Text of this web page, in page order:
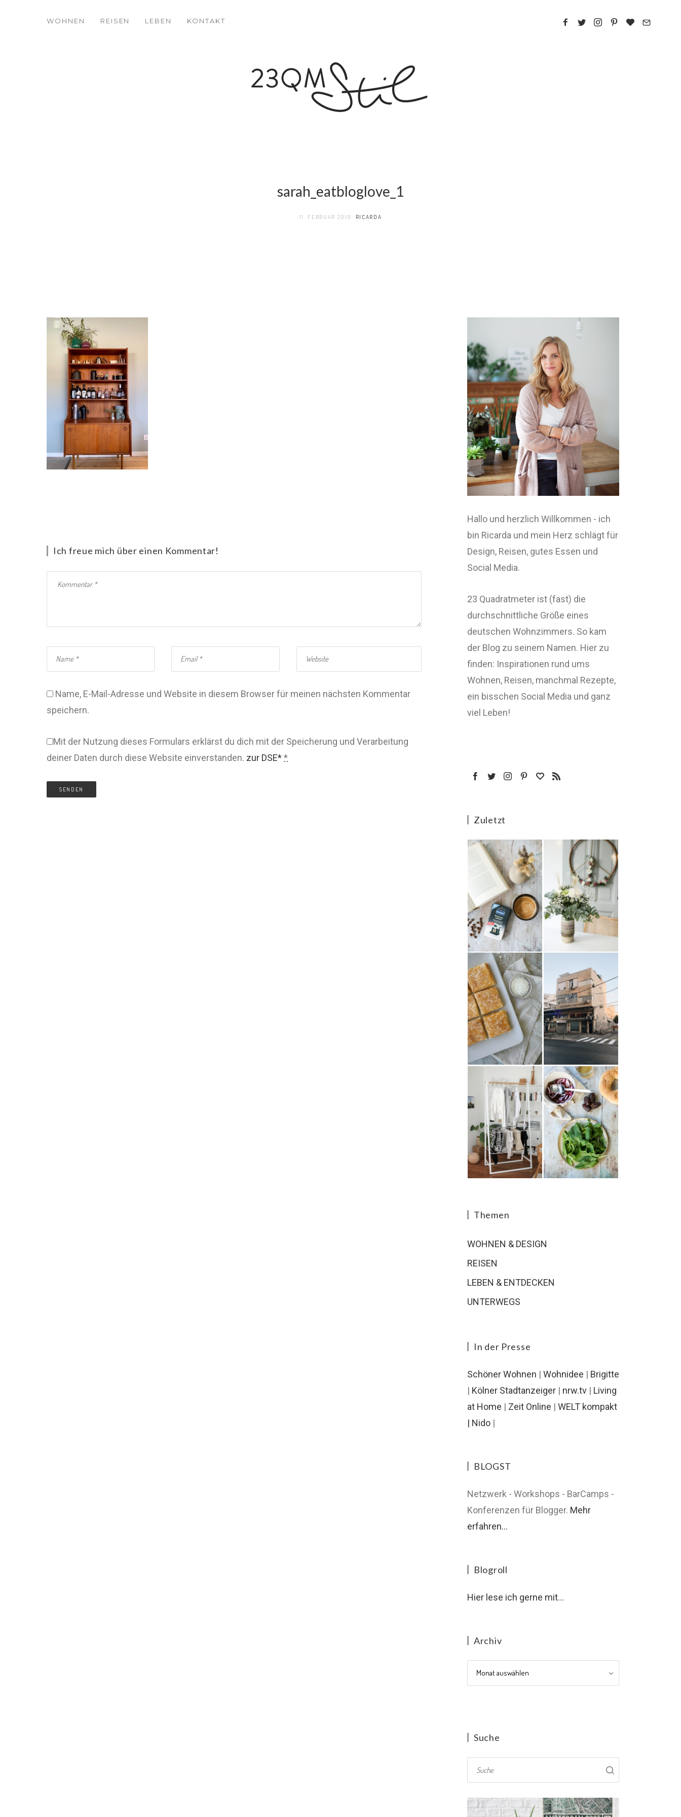
WOHNEN REISEN LEBEN KONTAKT
sarah_eatbloglove_1
11. FEBRUAR 2019 RICARDA
Ich freue mich über einen Kommentar!
Name, E-Mail-Adresse und Website in diesem Browser für meinen nächsten Kommentar
speichern.
Mit der Nutzung dieses Formulars erklärst du dich mit der Speicherung und Verarbeitung
deiner Daten durch diese Website einverstanden. zur DSE**
Hallo und herzlich Willkommen - ich
bin Ricarda und mein Herz schlägt für
Design, Reisen, gutes Essen und
Social Media.
23 Quadratmeter ist (fast) die
durchschnittliche Größe eines
deutschen Wohnzimmers. So kam
der Blog zu seinem Namen. Hier zu
finden: Inspirationen rund ums
Wohnen, Reisen, manchmal Rezepte,
ein bisschen Social Media und ganz
viel Leben!
Zuletzt
Themen
WOHNEN & DESIGN
REISEN
LEBEN & ENTDECKEN
UNTERWEGS
In der Presse
Schöner Wohnen | Wohnidee | Brigitte
| Kölner Stadtanzeiger | nrw.tv | Living
at Home | Zeit Online | WELT kompakt
| Nido |
BLOGST
Netzwerk - Workshops - BarCamps -
Konferenzen für Blogger. Mehr
erfahren...
Blogroll
Hier lese ich gerne mit...
Archiv
Archiv
Suche